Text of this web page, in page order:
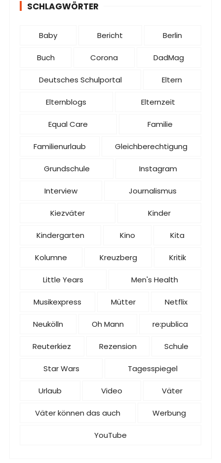
SCHLAGWÖRTER
Baby Bericht Berlin
Buch Corona DadMag
Deutsches Schulportal Eltern
Elternblogs Elternzeit
Equal Care Familie
Familienurlaub Gleichberechtigung
Grundschule Instagram
Interview Journalismus
Kiezväter Kinder
Kindergarten Kino Kita
Kolumne Kreuzberg Kritik
Little Years Men's Health
Musikexpress Mütter Netflix
Neukölln Oh Mann re:publica
Reuterkiez Rezension Schule
Star Wars Tagesspiegel
Urlaub Video Väter
Väter können das auch Werbung
YouTube